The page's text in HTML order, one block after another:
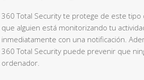
360 Total Security te protege de este
que alguien está monitorizando tu
inmediatamente con una notificación.
360 Total Security puede prevenir que
ordenador.